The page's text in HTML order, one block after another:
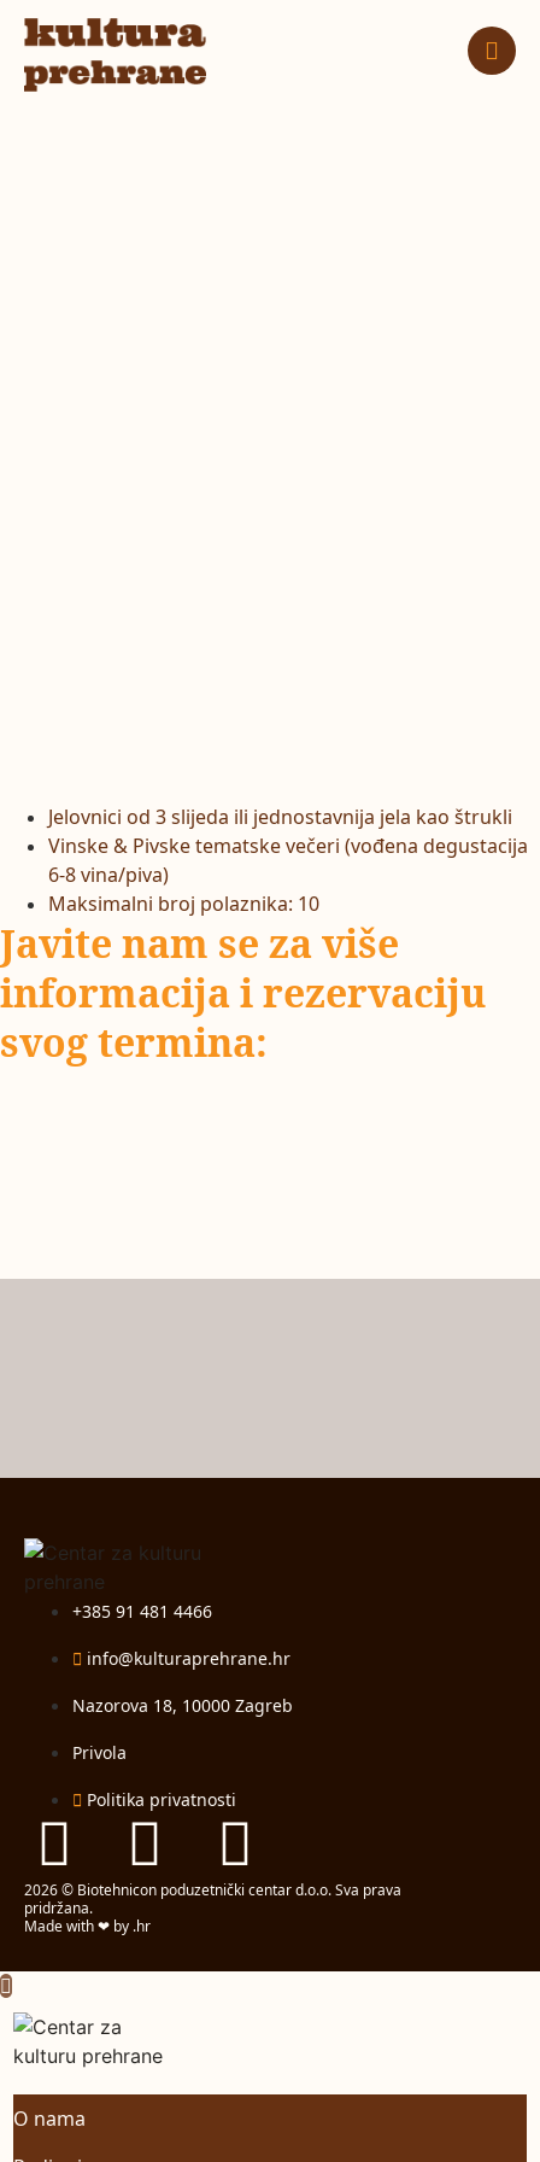
Jelovnici od 3 slijeda ili jednostavnija jela kao štrukli
Vinske & Pivske tematske večeri (vođena degustacija
6-8 vina/piva)
Maksimalni broj polaznika: 10
Javite nam se za više
informacija i rezervaciju
svog termina:
+385 91 481 4466
info@kulturaprehrane.hr
Nazorova 18, 10000 Zagreb
Privola
Politika privatnosti
2026 © Biotehnicon poduzetnički centar d.o.o. Sva prava
pridržana.
Made with ❤ by .hr
O nama